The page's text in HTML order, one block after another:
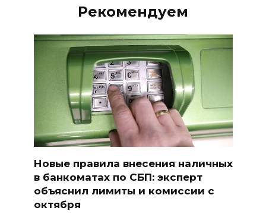
Рекомендуем
Новые правила внесения наличных
в банкоматах по СБП: эксперт
объяснил лимиты и комиссии с
октября